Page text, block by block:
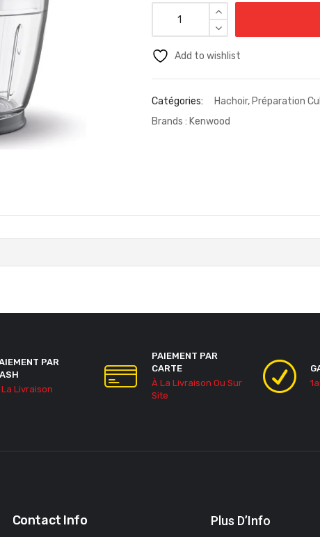
Add to wishlist
Catégories: Hachoir, Préparation
Brands : Kenwood
PAR
La Livraison
PAIEMENT PAR
CARTE
À La Livraison Ou Sur
Site
Contact Info Plus D’Info